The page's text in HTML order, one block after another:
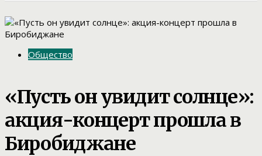
Общество
«Пусть он увидит солнце»:
акция-концерт прошла в
Биробиджане